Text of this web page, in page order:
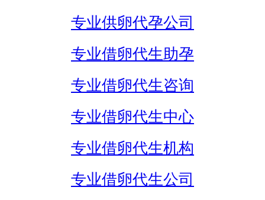
专业供卵代孕公司
专业借卵代生助孕
专业借卵代生咨询
专业借卵代生中心
专业借卵代生机构
专业借卵代生公司